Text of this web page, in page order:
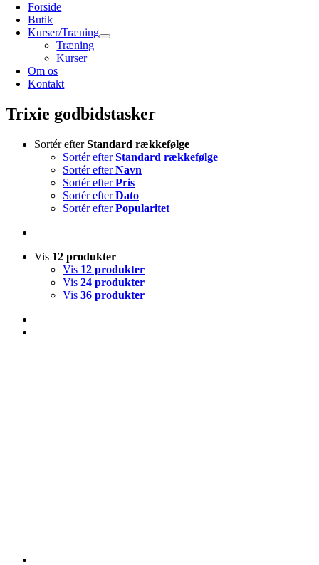
Forside
Butik
Kurser/Træning
Træning
Kurser
Om os
Kontakt
Trixie godbidstasker
Sortér efterStandard rækkefølge
Sortér efterStandard rækkefølge
Sortér efterNavn
Sortér efterPris
Sortér efterDato
Sortér efterPopularitet
Vis 12 produkter
Vis 12 produkter
Vis 24 produkter
Vis 36 produkter